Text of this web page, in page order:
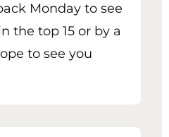
Monday to see
the top 15 or by a
to see you